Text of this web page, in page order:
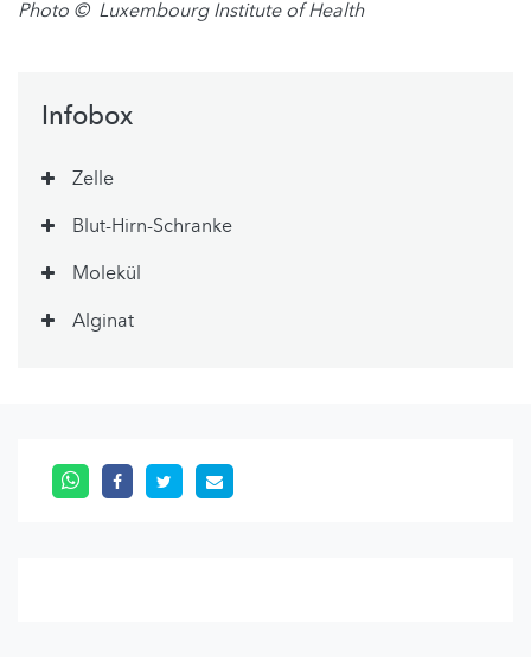
Photo © Luxembourg Institute of Health
Infobox
Zelle
Blut-Hirn-Schranke
Molekül
Alginat